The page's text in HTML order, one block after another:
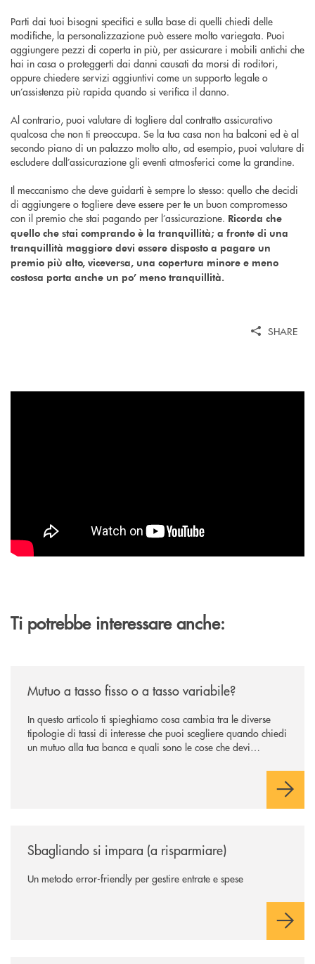
Parti dai tuoi bisogni specifici e sulla base di quelli chiedi delle
modifiche, la personalizzazione può essere molto variegata. Puoi
aggiungere pezzi di coperta in più, per assicurare i mobili antichi che
hai in casa o proteggerti dai danni causati da morsi di roditori,
oppure chiedere servizi aggiuntivi come un supporto legale o
un’assistenza più rapida quando si verifica il danno.
Al contrario, puoi valutare di togliere dal contratto assicurativo
qualcosa che non ti preoccupa. Se la tua casa non ha balconi ed è al
secondo piano di un palazzo molto alto, ad esempio, puoi valutare di
escludere dall’assicurazione gli eventi atmosferici come la grandine.
Il meccanismo che deve guidarti è sempre lo stesso: quello che decidi
di aggiungere o togliere deve essere per te un buon compromesso
con il premio che stai pagando per l’assicurazione. Ricorda che
quello che stai comprando è la tranquillità; a fronte di una
tranquillità maggiore devi essere disposto a pagare un
premio più alto, viceversa, una copertura minore e meno
costosa porta anche un po’ meno tranquillità.
SHARE
Ti potrebbe interessare anche:
Mutuo a tasso fisso o a tasso variabile?
In questo articolo ti spieghiamo cosa cambia tra le diverse
tipologie di tassi di interesse che puoi scegliere quando chiedi
un mutuo alla tua banca e quali sono le cose che devi
Sbagliando si impara (a risparmiare)
Un metodo error-friendly per gestire entrate e spese